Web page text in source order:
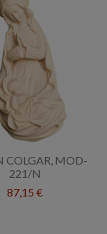
COLGAR, MOD-
221/N
87,15 €